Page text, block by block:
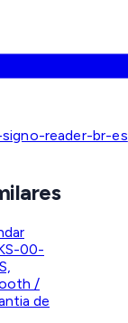
reader-br-es